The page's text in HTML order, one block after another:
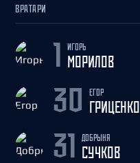
ВРАТАРИ
ИГОРЬ
МОРИЛОВ
30 ЕГОР
ГРИЦЕНКО
31 ДОБРЫНЯ
СУЧКОВ